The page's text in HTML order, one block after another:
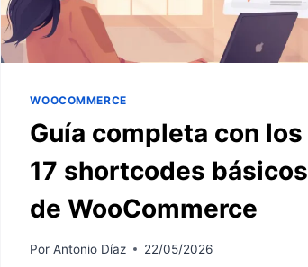
WOOCOMMERCE
Guía completa con los
17 shortcodes básicos
de WooCommerce
Por Antonio Díaz 22/05/2026